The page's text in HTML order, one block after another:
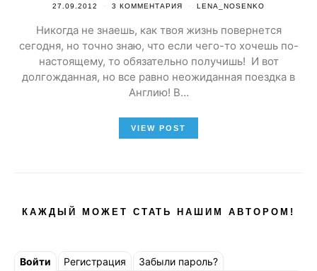
27.09.2012 3 КОММЕНТАРИЯ LENA_NOSENKO
Никогда не знаешь, как твоя жизнь повернется
сегодня, но точно знаю, что если чего-то хочешь по-
настоящему, то обязательно получишь! И вот
долгожданная, но все равно неожиданная поездка в
Англию! В…
VIEW POST
КАЖДЫЙ МОЖЕТ СТАТЬ НАШИМ АВТОРОМ!
Войти Регистрация Забыли пароль?